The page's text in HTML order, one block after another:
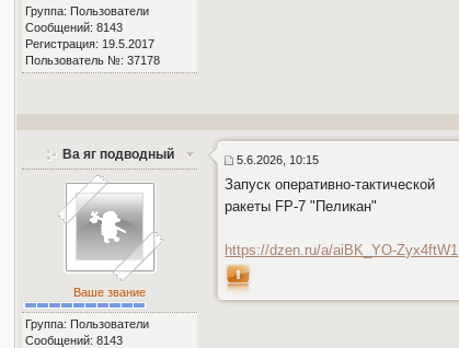
Группа: Пользователи
Сообщений: 8143
Регистрация: 19.5.2017
Пользователь №: 37178
Ва яг подводный
Ваше звание
Группа: Пользователи
Сообщений: 8143
5.6.2026, 10:15
Запуск оперативно-тактической
ракеты FP-7 "Пеликан"
https://dzen.ru/a/aiBK_YO-Zyx4ftW1